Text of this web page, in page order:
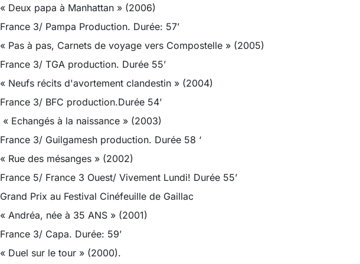
« Deux papa à Manhattan » (2006)
France 3/ Pampa Production. Durée: 57’
« Pas à pas, Carnets de voyage vers Compostelle » (2005)
France 3/ TGA production. Durée 55’
« Neufs récits d'avortement clandestin » (2004)
France 3/ BFC production.Durée 54’
« Echangés à la naissance » (2003)
France 3/ Guilgamesh production. Durée 58 ‘
« Rue des mésanges » (2002)
France 5/ France 3 Ouest/ Vivement Lundi! Durée 55’
Grand Prix au Festival Cinéfeuille de Gaillac
« Andréa, née à 35 ANS » (2001)
France 3/ Capa. Durée: 59’
« Duel sur le tour » (2000).